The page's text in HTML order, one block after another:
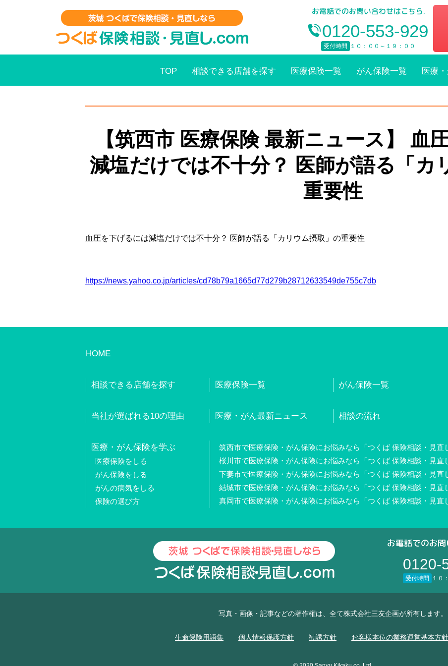
お電話でのお問い合わせはこちら.
0120-553-929
受付時間 １０：００～１９：００
TOP 相談できる店舗を探す 医療保険一覧 がん保険一覧 医療
【筑西市 医療保険 最新ニュース】 血
減塩だけでは不十分？ 医師が語る「カ
重要性
血圧を下げるには減塩だけでは不十分？ 医師が語る「カリウム摂取」の重要性
https://news.yahoo.co.jp/articles/cd78b79a1665d77d279b28712633549de755c7db
HOME
相談できる店舗を探す 医療保険一覧 がん保険一覧
当社が選ばれる10の理由 医療・がん最新ニュース 相談の流れ
医療・がん保険を学ぶ
医療保険をしる
がん保険をしる
がんの病気をしる
保険の選び方
筑西市で医療保険・がん保険にお悩みなら「つくば 保険相談・見直
桜川市で医療保険・がん保険にお悩みなら「つくば 保険相談・見直
下妻市で医療保険・がん保険にお悩みなら「つくば 保険相談・見直
結城市で医療保険・がん保険にお悩みなら「つくば 保険相談・見直
真岡市で医療保険・がん保険にお悩みなら「つくば 保険相談・見直
お電話でのお
0120-
受付時間 １０
写真・画像・記事などの著作権は、全て株式会社三友企画が所有します。
生命保険用語集 個人情報保護方針 勧誘方針 お客様本位の業務運営基本方針